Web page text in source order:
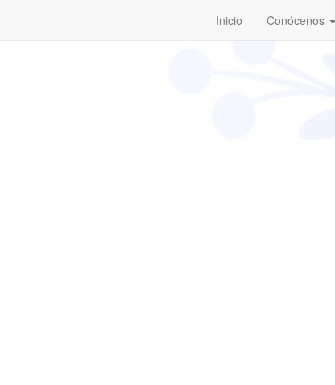
Inicio Conócenos